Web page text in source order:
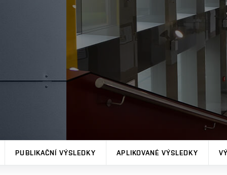
PUBLIKAČNÍ VÝSLEDKY APLIKOVANÉ VÝSLEDKY